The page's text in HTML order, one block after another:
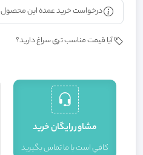
درخواست خرید عمده این محصول
آیا قیمت مناسب تری سراغ دارید؟
مشاور رايگان خريد
کافي است با ما تماس بگيريد